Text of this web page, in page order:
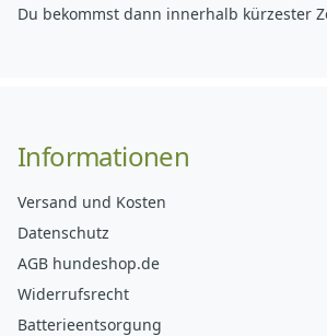
Du bekommst dann innerhalb kürzester
Informationen
Versand und Kosten
Datenschutz
AGB hundeshop.de
Widerrufsrecht
Batterieentsorgung